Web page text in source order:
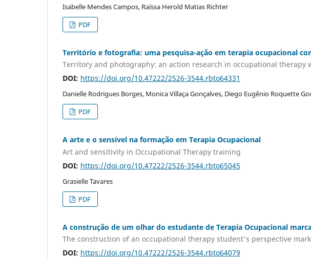
Isabelle Mendes Campos, Raíssa Herold Matias Richter
PDF
Território e fotografia: uma pesquisa-ação em terapia ocupacional
Territory and photography: an action research in occupational therapy
DOI: https://doi.org/10.47222/2526-3544.rbto64331
Danielle Rodrigues Borges, Monica Villaça Gonçalves, Diego Eugênio Roquette
PDF
A arte e o sensível na formação em Terapia Ocupacional
Art and sensitivity in Occupational Therapy training
DOI: https://doi.org/10.47222/2526-3544.rbto65045
Grasielle Tavares
PDF
A construção de um olhar do estudante de Terapia Ocupacional
The construction of an occupational therapy student's perspective
DOI: https://doi.org/10.47222/2526-3544.rbto64079